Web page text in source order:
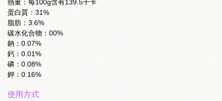
熱量：每100g含有139.5千卡
蛋白質：31%
脂肪：3.6%
碳水化合物：00%
鈉：0.07%
鈣：0.01%
磷：0.08%
鉀：0.16%
使用方式